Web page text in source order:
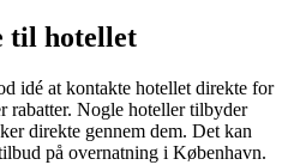
til hotellet
idé at kontakte hotellet direkte for
rabatter. Nogle hoteller tilbyder
direkte gennem dem. Det kan
på overnatning i København.